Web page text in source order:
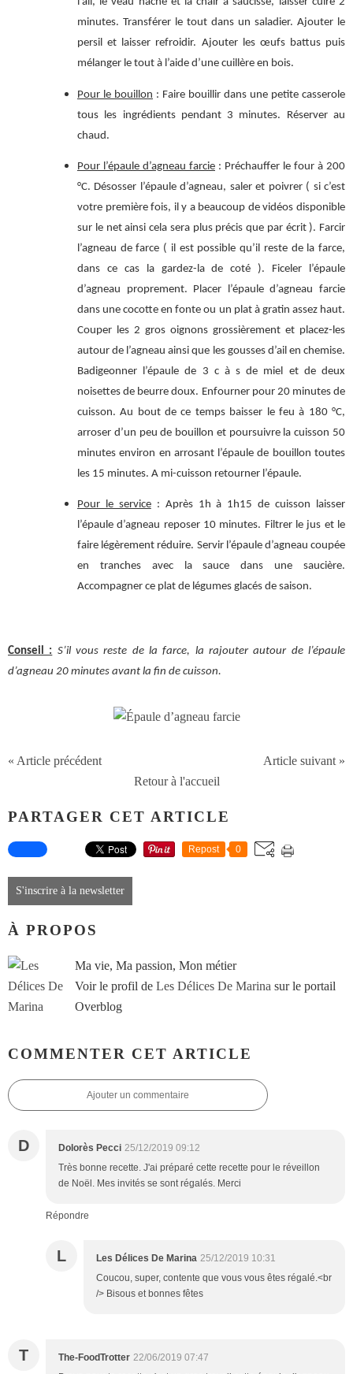
minutes. Transférer le tout dans un saladier. Ajouter le
persil et laisser refroidir. Ajouter les œufs battus puis
mélanger le tout à l’aide d’une cuillère en bois.
Pour le bouillon : Faire bouillir dans une petite casserole
tous les ingrédients pendant 3 minutes. Réserver au
chaud.
Pour l’épaule d’agneau farcie : Préchauffer le four à 200
°C. Désosser l’épaule d’agneau, saler et poivrer ( si c’est
votre première fois, il y a beaucoup de vidéos disponible
sur le net ainsi cela sera plus précis que par écrit ). Farcir
l’agneau de farce ( il est possible qu’il reste de la farce,
dans ce cas la gardez-la de coté ). Ficeler l’épaule
d’agneau proprement. Placer l’épaule d’agneau farcie
dans une cocotte en fonte ou un plat à gratin assez haut.
Couper les 2 gros oignons grossièrement et placez-les
autour de l’agneau ainsi que les gousses d’ail en chemise.
Badigeonner l’épaule de 3 c à s de miel et de deux
noisettes de beurre doux. Enfourner pour 20 minutes de
cuisson. Au bout de ce temps baisser le feu à 180 °C,
arroser d’un peu de bouillon et poursuivre la cuisson 50
minutes environ en arrosant l’épaule de bouillon toutes
les 15 minutes. A mi-cuisson retourner l’épaule.
Pour le service: Après 1h à 1h15 de cuisson laisser
l’épaule d’agneau reposer 10 minutes. Filtrer le jus et le
faire légèrement réduire. Servir l’épaule d’agneau coupée
en tranches avec la sauce dans une saucière.
Accompagner ce plat de légumes glacés de saison.
Conseil : S’il vous reste de la farce, la rajouter autour de l’épaule
d’agneau 20 minutes avant la fin de cuisson.
« Article précédent
Article suivant »
Retour à l'accueil
PARTAGER CET ARTICLE
Repost 0
S'inscrire à la newsletter
À PROPOS
Ma vie, Ma passion, Mon métier
Voir le profil de Les Délices De Marina sur le portail
Overblog
COMMENTER CET ARTICLE
Ajouter un commentaire
D Dolorès Pecci 25/12/2019 09:12
Très bonne recette. J'ai préparé cette recette pour le réveillon
de Noël. Mes invités se sont régalés. Merci
Répondre
L Les Délices De Marina 25/12/2019 10:31
Coucou, super, contente que vous vous êtes régalé.<br
/> Bisous et bonnes fêtes
T The-FoodTrotter 22/06/2019 07:47